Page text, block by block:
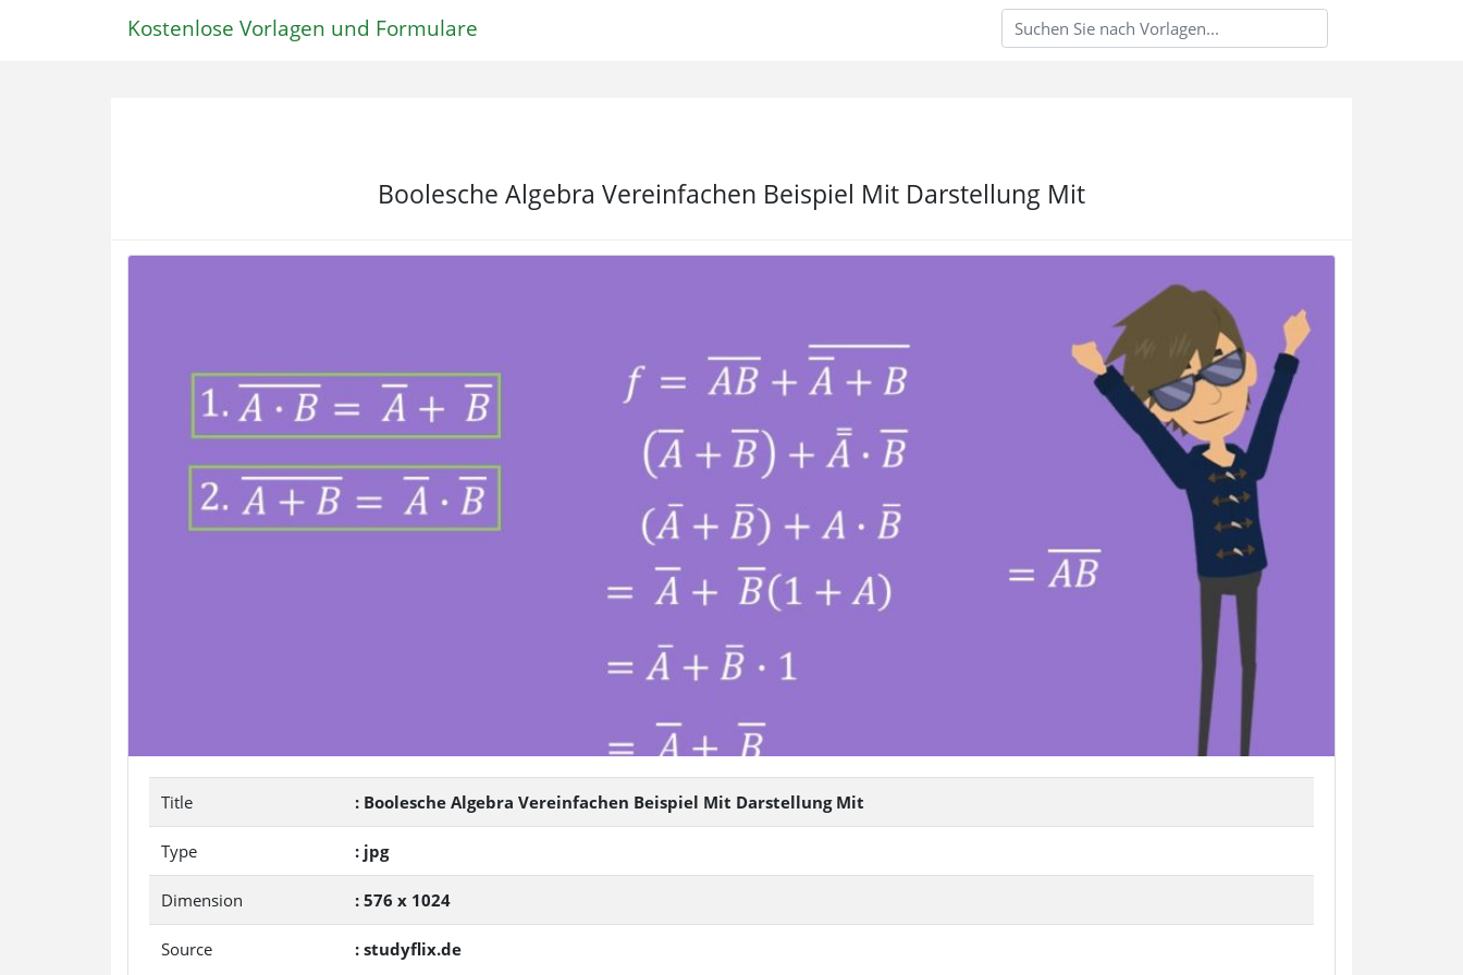
Kostenlose Vorlagen und Formulare
Boolesche Algebra Vereinfachen Beispiel Mit Darstellung Mit
Title : Boolesche Algebra Vereinfachen Beispiel Mit Darstellung Mit
Type : jpg
Dimension : 576 x 1024
Source : studyflix.de